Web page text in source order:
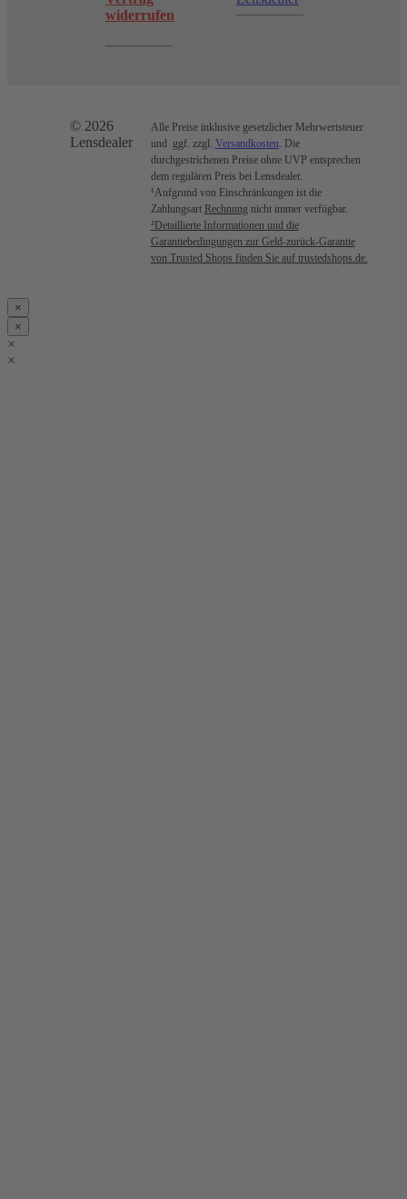
widerrufen
© 2026
Lensdealer
Alle Preise inklusive gesetzlicher Mehrwertsteuer
und ggf. zzgl. Versandkosten. Die
durchgestrichenen Preise ohne UVP entsprechen
dem regulären Preis bei Lensdealer.
¹Aufgrund von Einschränkungen ist die
Zahlungsart Rechnungnicht immer verfügbar.
²Detaillierte Informationen und die
Garantiebedingungen zur Geld-zurück-Garantie
von Trusted Shops finden Sie auf trustedshops.de.
×
×
×
×